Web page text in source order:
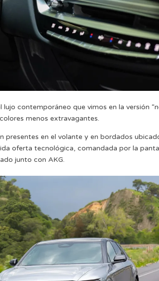
contemporáneo que vimos en la versión
menos extravagantes.
presentes en el volante y en bordados
oferta tecnológica, comandada por la
junto con AKG.